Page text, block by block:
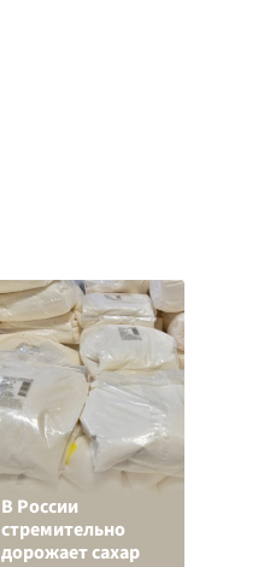
В России
стремительно
дорожает сахар